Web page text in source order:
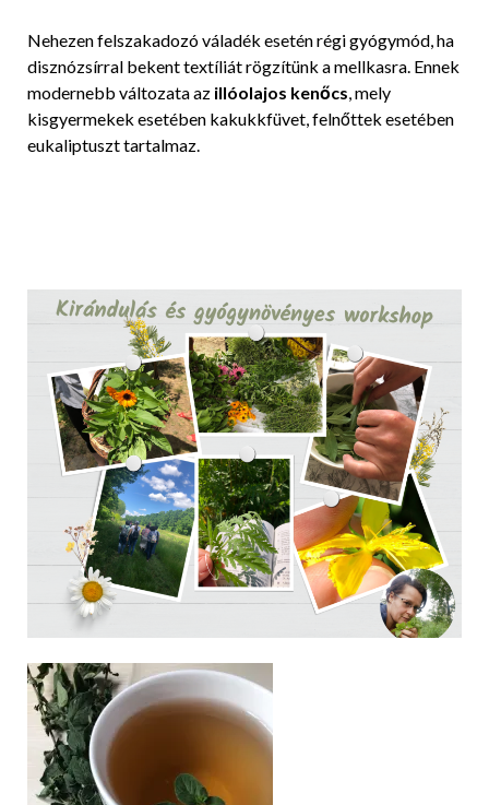
Nehezen felszakadozó váladék esetén régi gyógymód, ha
disznózsírral bekent textíliát rögzítünk a mellkasra. Ennek
modernebb változata az illóolajos kenőcs, mely
kisgyermekek esetében kakukkfüvet, felnőttek esetében
eukaliptuszt tartalmaz.